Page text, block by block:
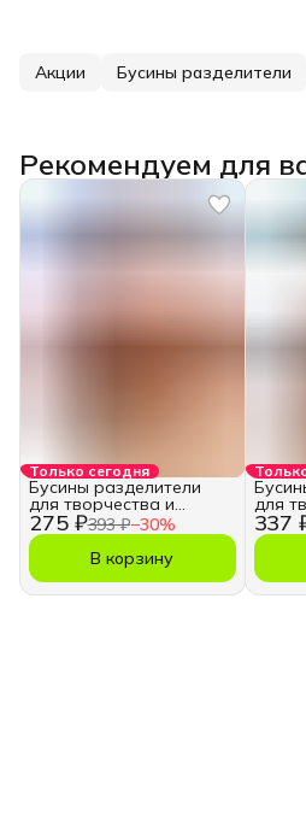
Акции Бусины разделители
Рекомендуем для
Только сегодня
275 ₽393 ₽−30%
Бусины разделители
для творчества и
рукоделия, 2 мм.
В корзину
337
для